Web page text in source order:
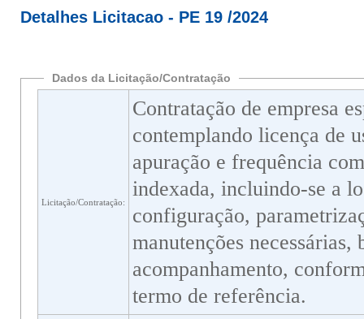
Detalhes Licitacao - PE 19 /2024
Dados da Licitação/Contratação
Licitação/Contratação:
Contratação de empresa
contemplando licença de
apuração e frequência
indexada, incluindo-se a
configuração,
manutenções
acompanhamento,
termo de referência.